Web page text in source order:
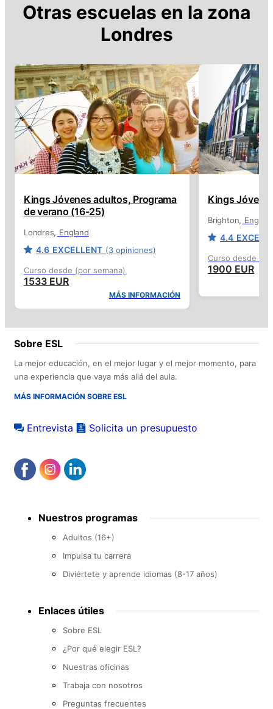
Otras escuelas en la zona
Londres
Kings Jóvenes adultos, Programa
de verano (16-25)
Londres England
4.6 EXCELLENT (3 opiniones)
Curso desde (por semana)
1533 EUR
MÁS INFORMACIÓN
Kings
Brighton
4.4
Curso desde
1900 EUR
Sobre ESL
La mejor educación, en el mejor lugar y el mejor momento, para
una experiencia que vaya más allá del aula.
MÁS INFORMACIÓN SOBRE ESL
Entrevista Solicita un presupuesto
menu Nuestros programas
Adultos (16+)
Impulsa tu carrera
Diviértete y aprende idiomas (8-17 años)
Enlaces útiles
Sobre ESL
¿Por qué elegir ESL?
Nuestras oficinas
Trabaja con nosotros
Preguntas frecuentes